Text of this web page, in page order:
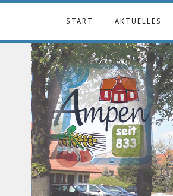
START AKTUELLES